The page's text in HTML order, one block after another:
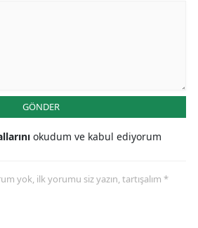
GÖNDER
okudum ve kabul ediyorum
yok, ilk yorumu siz yazın, tartışalım *